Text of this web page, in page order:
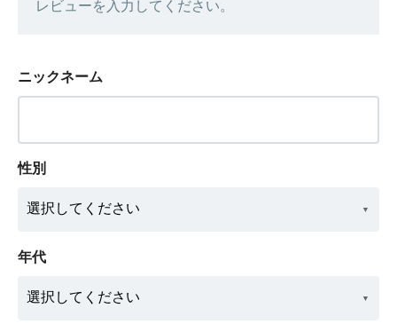
レビューを入力してください。
ニックネーム
性別
年代